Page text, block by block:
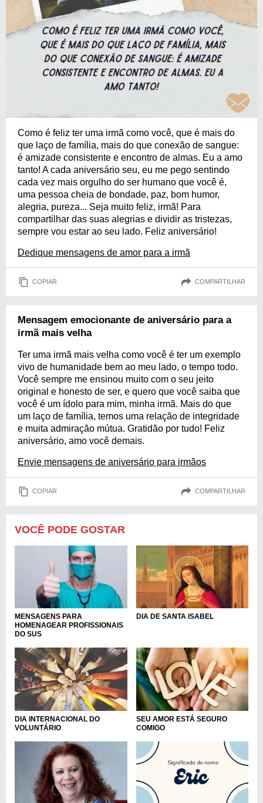
Como é feliz ter uma irmã como você, que é mais do
que laço de família, mais do que conexão de sangue:
é amizade consistente e encontro de almas. Eu a amo
tanto! A cada aniversário seu, eu me pego sentindo
cada vez mais orgulho do ser humano que você é,
uma pessoa cheia de bondade, paz, bom humor,
alegria, pureza... Seja muito feliz, irmã! Para
compartilhar das suas alegrias e dividir as tristezas,
sempre vou estar ao seu lado. Feliz aniversário!
Dedique mensagens de amor para a irmã
COPIAR COMPARTILHAR
Mensagem emocionante de aniversário para a
irmã mais velha
Ter uma irmã mais velha como você é ter um exemplo
vivo de humanidade bem ao meu lado, o tempo todo.
Você sempre me ensinou muito com o seu jeito
original e honesto de ser, e quero que você saiba que
você é um ídolo para mim, minha irmã. Mais do que
um laço de família, temos uma relação de integridade
e muita admiração mútua. Gratidão por tudo! Feliz
aniversário, amo você demais.
Envie mensagens de aniversário para irmãos
COPIAR COMPARTILHAR
VOCÊ PODE GOSTAR
MENSAGENS PARA
HOMENAGEAR PROFISSIONAIS
DO SUS
DIA DE SANTA ISABEL
DIA INTERNACIONAL DO
VOLUNTÁRIO
SEU AMOR ESTÁ SEGURO
COMIGO